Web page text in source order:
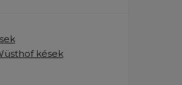
kések